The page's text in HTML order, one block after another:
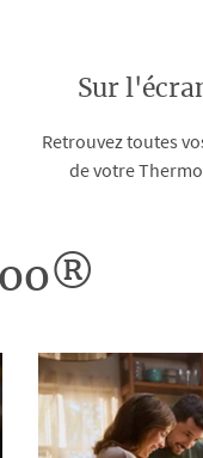
Sur
Retrouvez toutes
de votre